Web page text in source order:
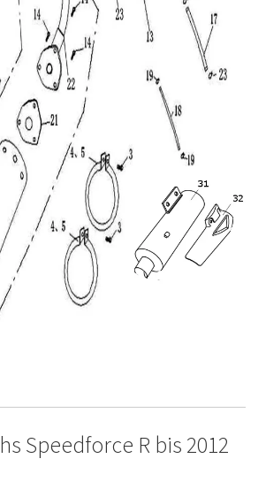
Speedforce R bis 2012